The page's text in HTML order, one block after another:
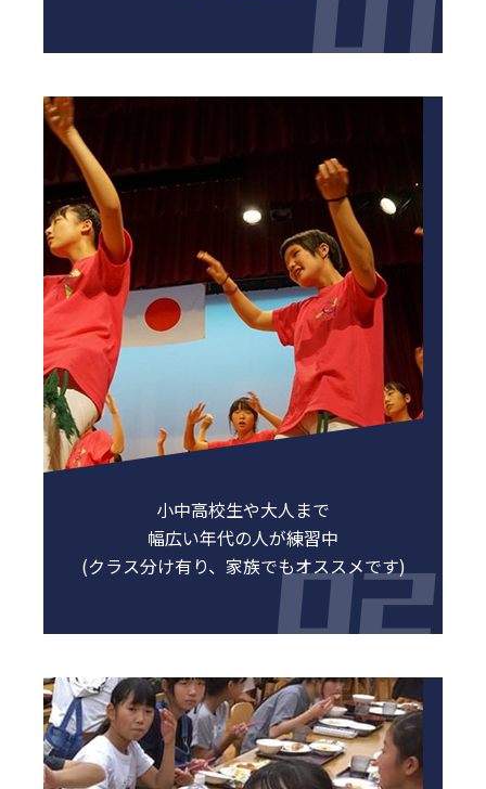
小中高校生や大人まで
幅広い年代の人が練習中
(クラス分け有り、家族でもオススメです)